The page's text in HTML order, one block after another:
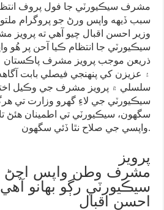
مشرف سيڪيورٽي جا فول پروف
سبب ڏيهه واپس ورڻ جو پروگرام
وزير احسن اقبال چيو آهي ته پرويز
سيڪيورٽي جا انتظام ڪيا آحن پر هُو
ذريعن موجب پرويز مشرف پاڪستان
۽ عزيزن کي پنهنجي فيصلي بابت
سلسلي ۾ پرويز مشرف جي وڪيل
سيڪيورٽي جي لاءِ گهرو وزارت تي
سگهون، سيڪيورٽي تي اطمينان هئڻ
واپسي جي صلاح نٿا ڏئي سگهون.
پرويز
مشرف وطن واپس اچڻ
سيڪيورٽي رڳو بهانو
احسن اقبال